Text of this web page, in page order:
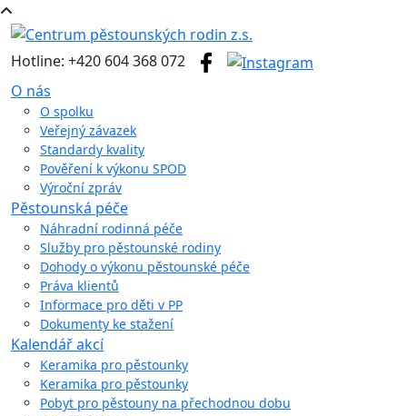
Hotline: +420 604 368 072
O nás
O spolku
Veřejný závazek
Standardy kvality
Pověření k výkonu SPOD
Výroční zpráv
Pěstounská péče
Náhradní rodinná péče
Služby pro pěstounské rodiny
Dohody o výkonu pěstounské péče
Práva klientů
Informace pro děti v PP
Dokumenty ke stažení
Kalendář akcí
Keramika pro pěstounky
Keramika pro pěstounky
Pobyt pro pěstouny na přechodnou dobu